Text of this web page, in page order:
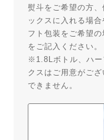
熨斗をご希望の方
ックスに入れる場
フト包装をご希望
をご記入ください。
※1.8Lボトル、ハー
クスはご用意がご
できません。